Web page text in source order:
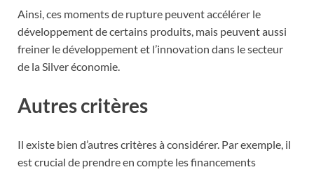
Ainsi, ces moments de rupture peuvent accélérer le
développement de certains produits, mais peuvent aussi
freiner le développement et l’innovation dans le secteur
de la Silver économie.
Autres critères
Il existe bien d’autres critères à considérer. Par exemple, il
est crucial de prendre en compte les financements